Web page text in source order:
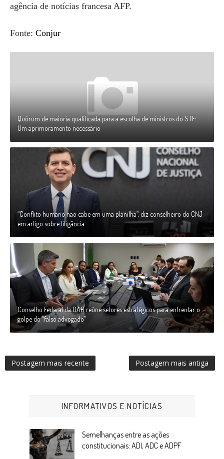
agência de notícias francesa AFP.
Fonte: Conjur
Quórum de maioria qualificada para a escolha de ministros do STF:
Um aprimoramento necessário
“Conflito humano não cabe em uma planilha”, diz conselheiro do CNJ
em artigo sobre litigância
Conselho Federal da OAB reúne setores estratégicos para enfrentar o
golpe do “falso advogado”
Postagem mais recente Postagem mais antiga
INFORMATIVOS E NOTÍCIAS
Semelhanças entre as ações
constitucionais: ADI, ADC e ADPF